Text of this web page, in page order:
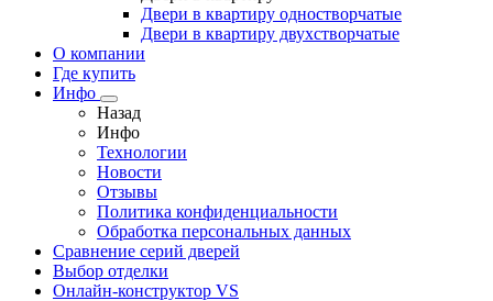
Двери в квартиру одностворчатые
Двери в квартиру двухстворчатые
О компании
Где купить
Инфо
Назад
Инфо
Технологии
Новости
Отзывы
Политика конфиденциальности
Обработка персональных данных
Сравнение серий дверей
Выбор отделки
Онлайн-конструктор VS